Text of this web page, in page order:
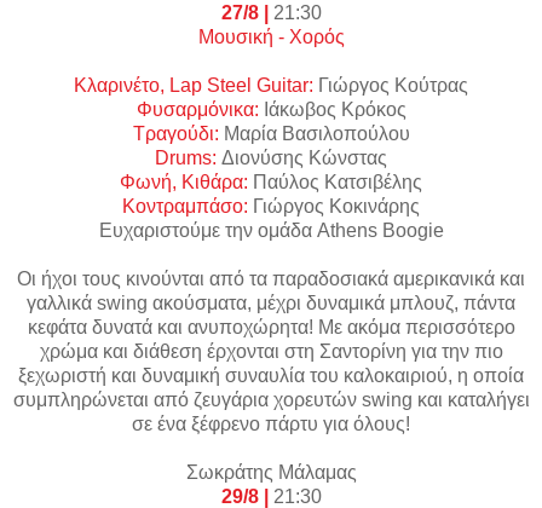
27/8 | 21:30
Μουσική - Χορός
Κλαρινέτο, Lap Steel Guitar: Γιώργος Κούτρας
Φυσαρμόνικα: Ιάκωβος Κρόκος
Τραγούδι: Μαρία Βασιλοπούλου
Drums: Διονύσης Κώνστας
Φωνή, Κιθάρα: Παύλος Κατσιβέλης
Κοντραμπάσο: Γιώργος Κοκινάρης
Ευχαριστούμε την ομάδα Athens Boogie
Οι ήχοι τους κινούνται από τα παραδοσιακά αμερικανικά και
γαλλικά swing ακούσματα, μέχρι δυναμικά μπλουζ, πάντα
κεφάτα δυνατά και ανυποχώρητα! Με ακόμα περισσότερο
χρώμα και διάθεση έρχονται στη Σαντορίνη για την πιο
ξεχωριστή και δυναμική συναυλία του καλοκαιριού, η οποία
συμπληρώνεται από ζευγάρια χορευτών swing και καταλήγει
σε ένα ξέφρενο πάρτυ για όλους!
Σωκράτης Μάλαμας
29/8 | 21:30